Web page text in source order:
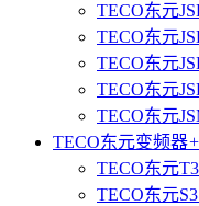
TECO东元
TECO东元
TECO东元
TECO东元
TECO东元
TECO东元变频器+
TECO东元
TECO东元